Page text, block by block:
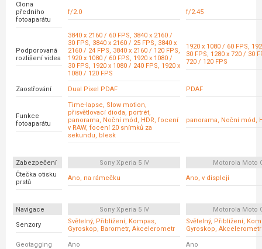
Clona
předního
fotoaparátu
f/2.0 f/2.45
Podporovaná
rozlišení videa
3840 x 2160 / 60 FPS, 3840 x 2160 /
30 FPS, 3840 x 2160 / 25 FPS, 3840 x
2160 / 24 FPS, 3840 x 2160 / 120 FPS,
1920 x 1080 / 60 FPS, 1920 x 1080 /
30 FPS, 1920 x 1080 / 240 FPS, 1920 x
1080 / 120 FPS
1920 x 1080 / 60 FPS,
30 FPS, 1280 x 720 / 30
720 / 120 FPS
Zaostřování Dual Pixel PDAF PDAF
Funkce
fotoaparátu
Time-lapse, Slow motion,
přisvětlovací dioda, portrét,
panorama, Noční mód, HDR, focení
v RAW, focení 20 snímků za
sekundu, blesk
panorama, Noční mód,
Zabezpečení Sony Xperia 5 IV
Motorola Moto
Čtečka otisku
prstů
Ano, na rámečku Ano, v displeji
Navigace Sony Xperia 5 IV
Motorola Moto
Senzory
Světelný, Přiblížení, Kompas,
Gyroskop, Barometr, Akcelerometr
Světelný, Přiblížení,
Gyroskop, Akcelerometr
Geotagging Ano Ano